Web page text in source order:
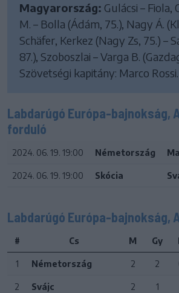
Magyarország: Gulácsi – Fiola,
M. – Bolla (Ádám, 75.), Nagy Á.
Schäfer, Kerkez (Nagy Zs, 75.) –
87.), Szoboszlai – Varga B.
Szövetségi kapitány: Marco Rossi.
Labdarúgó Európa-bajnokság,
forduló
2024. 06. 19. 19:00 Németország
2024. 06. 19. 19:00 Skócia
Labdarúgó Európa-bajnokság,
# Cs M Gy
1 Németország 2 2
2 Svájc 2 1